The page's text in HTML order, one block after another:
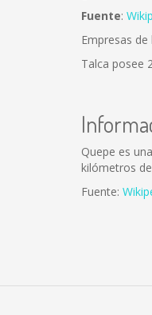
Fuente:
Empresas
Talca posee
Quepe es
kilómetros
Fuente: